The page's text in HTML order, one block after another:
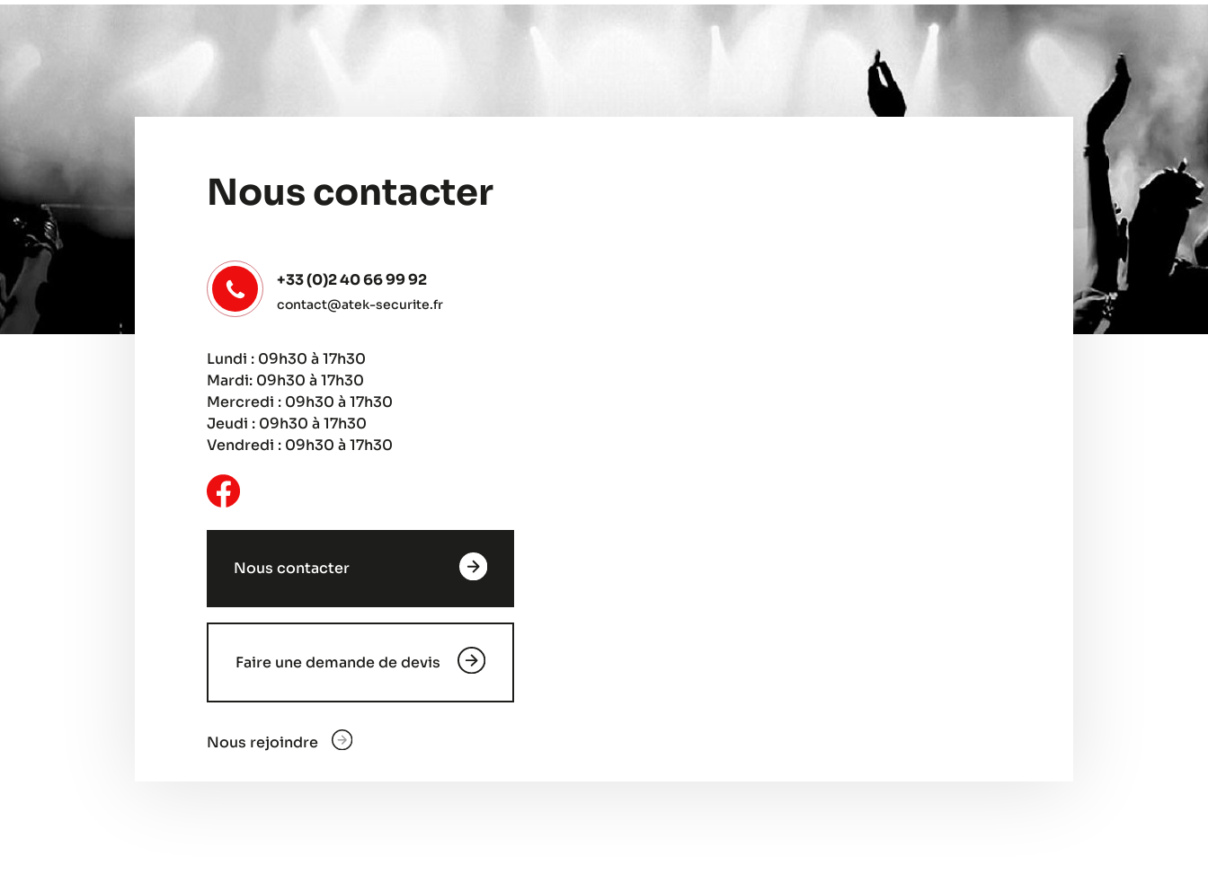
Nous contacter
+33 (0)2 40 66 99 92
contact@atek-securite.fr
Lundi : 09h30 à 17h30
Mardi: 09h30 à 17h30
Mercredi : 09h30 à 17h30
Jeudi : 09h30 à 17h30
Vendredi : 09h30 à 17h30
Nous contacter
Faire une demande de devis
Nous rejoindre